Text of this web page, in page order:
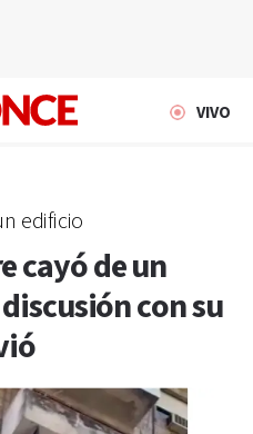
VIVO
edificio
cayó de un
con su